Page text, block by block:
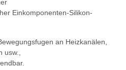
Einkomponenten-Silikon-
an Heizkanälen,